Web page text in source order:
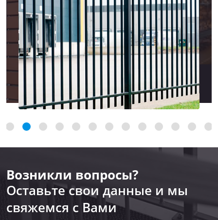
Возникли вопросы?
Оставьте свои данные и мы
свяжемся с Вами